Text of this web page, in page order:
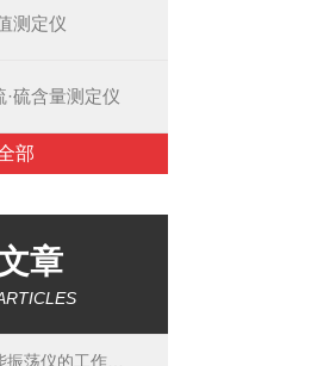
测定仪
·硫含量测定仪
部
章